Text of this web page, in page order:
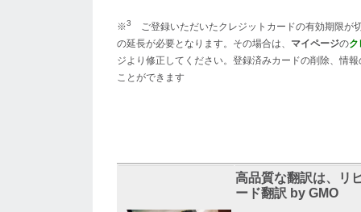
※3
ご登録いただいたクレジットカードの有効期限が
の延長が必要となります。その場合は、 マイページの
ジより修正してください。登録済みカードの削除、情
ことができます
高品質な翻訳は、リ
ード翻訳 by GMO